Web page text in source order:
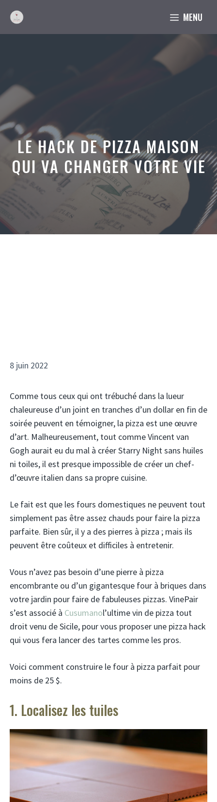
contenu
MENU
LE HACK DE PIZZA MAISON
QUI VA CHANGER VOTRE VIE
8 juin 2022
Comme tous ceux qui ont trébuché dans la lueur
chaleureuse d’un joint en tranches d’un dollar en fin de
soirée peuvent en témoigner, la pizza est une œuvre
d’art. Malheureusement, tout comme Vincent van
Gogh aurait eu du mal à créer Starry Night sans huiles
ni toiles, il est presque impossible de créer un chef-
d’œuvre italien dans sa propre cuisine.
Le fait est que les fours domestiques ne peuvent tout
simplement pas être assez chauds pour faire la pizza
parfaite. Bien sûr, il y a des pierres à pizza ; mais ils
peuvent être coûteux et difficiles à entretenir.
Vous n’avez pas besoin d’une pierre à pizza
encombrante ou d’un gigantesque four à briques dans
votre jardin pour faire de fabuleuses pizzas. VinePair
s’est associé à Cusumanol’ultime vin de pizza tout
droit venu de Sicile, pour vous proposer une pizza hack
qui vous fera lancer des tartes comme les pros.
Voici comment construire le four à pizza parfait pour
moins de 25 $.
1. Localisez les tuiles